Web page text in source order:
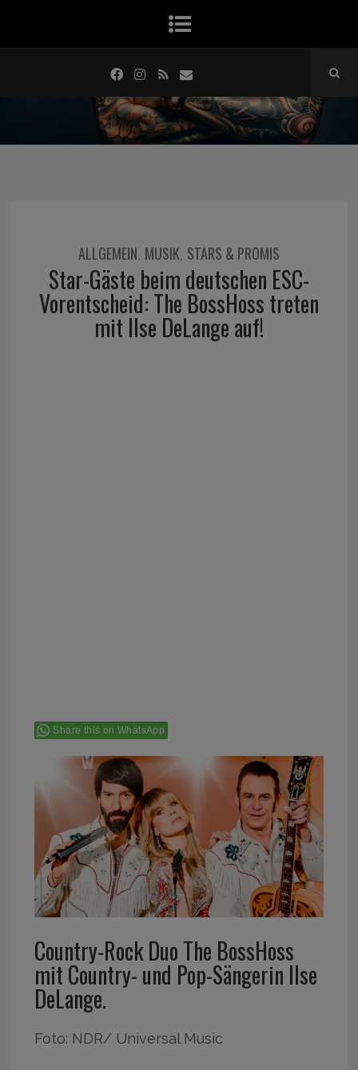
ALLGEMEIN, MUSIK, STARS & PROMIS
Star-Gäste beim deutschen ESC-
Vorentscheid: The BossHoss treten
mit Ilse DeLange auf!
Share this on WhatsApp
Country-Rock Duo The BossHoss
mit Country- und Pop-Sängerin Ilse
DeLange.
Foto: NDR/ Universal Music